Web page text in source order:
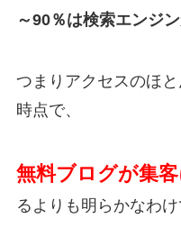
～90％は検索エンジ
つまりアクセスのほ
時点で、
無料ブログが集
るよりも明らかなわけ